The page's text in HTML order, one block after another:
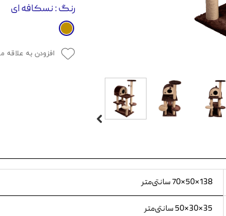
رنگ: نسکافه ای
افزودن به علاقه
138×50×70 سانتی‌متر
35×30×50 سانتی‌متر